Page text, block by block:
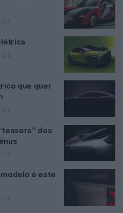
0
0
que quer
0
dos
0
é este
0